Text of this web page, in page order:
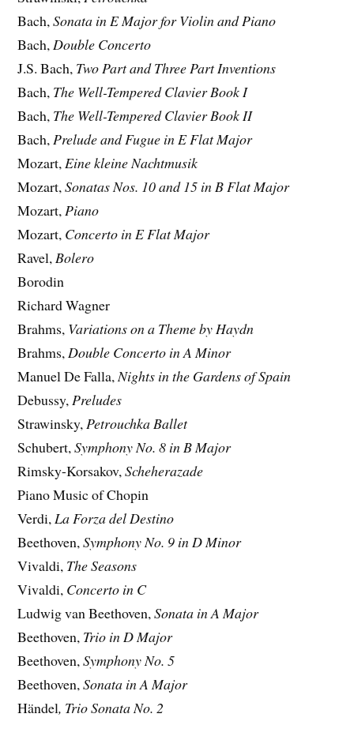
Bach,Sonata in E Major for Violin and Piano
Bach,Double Concerto
J.S. Bach, Two Part and Three Part Inventions
Bach, The Well-Tempered Clavier Book I
Bach, The Well-Tempered Clavier Book II
Bach,Prelude and Fugue in E Flat Major
Mozart,Eine kleine Nachtmusik
Mozart,Sonatas Nos. 10 and 15 in B Flat Major
Mozart,Piano
Mozart, Concerto in E Flat Major
Ravel,Bolero
Borodin
Richard Wagner
Brahms, Variations on a Theme by Haydn
Brahms,Double Concerto in A Minor
Manuel De Falla,Nights in the Gardens of Spain
Debussy,Preludes
Strawinsky,Petrouchka Ballet
Schubert,Symphony No. 8 in B Major
Rimsky-Korsakov,Scheherazade
Piano Music of Chopin
Verdi,La Forza del Destino
Beethoven,Symphony No. 9 in D Minor
Vivaldi, The Seasons
Vivaldi, Concerto in C
Ludwig van Beethoven,Sonata in A Major
Beethoven, Trio in D Major
Beethoven,Symphony No. 5
Beethoven,Sonata in A Major
Händel, Trio Sonata No. 2